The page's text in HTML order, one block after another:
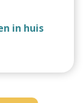
in huis